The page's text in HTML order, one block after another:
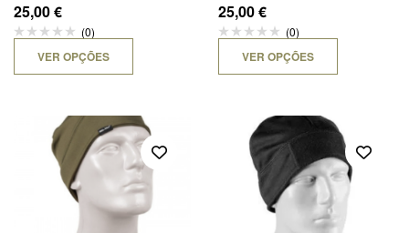
25,00€
(0)
VER OPÇÕES
25,00€
(0)
VER OPÇÕES